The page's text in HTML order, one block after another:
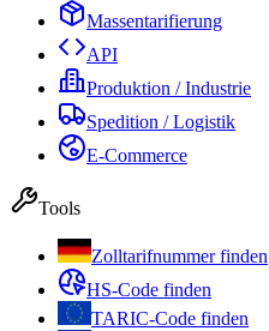
Massentarifierung
API
Produktion / Industrie
Spedition / Logistik
E-Commerce
Tools
Zolltarifnummer finden
HS-Code finden
TARIC-Code finden